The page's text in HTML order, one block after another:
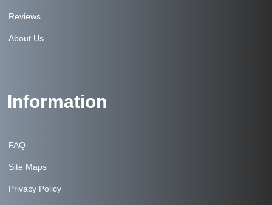
Reviews
About Us
Information
FAQ
Site Maps
Privacy Policy